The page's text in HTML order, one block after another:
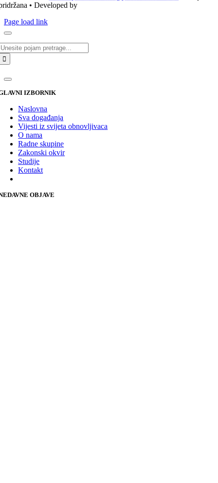
• Developed by
Page load link
IZBORNIK
Naslovna
Sva događanja
Vijesti iz svijeta obnovljivaca
O nama
Radne skupine
Zakonski okvir
Studije
Kontakt
OBJAVE